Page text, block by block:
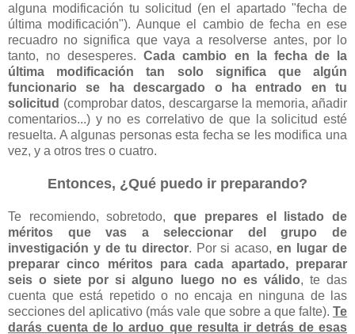
alguna modificación tu solicitud (en el apartado "fecha de
última modificación"). Aunque el cambio de fecha en ese
recuadro no significa que vaya a resolverse antes, por lo
tanto, no desesperes.Cada cambio en la fecha de la
última modificación tan solo significa que algún
funcionario se ha descargado o ha entrado en tu
solicitud (comprobar datos, descargarse la memoria, añadir
comentarios...) y no es correlativo de que la solicitud esté
resuelta. A algunas personas esta fecha se les modifica una
vez, y a otros tres o cuatro.
Entonces, ¿Qué puedo ir preparando?
Te recomiendo, sobretodo,que prepares el listado de
méritos que vas a seleccionar del grupo de
investigación y de tu director. Por si acaso,en lugar de
preparar cinco méritos para cada apartado, preparar
seis o siete por si alguno luego no es válido, te das
cuenta que está repetido o no encaja en ninguna de las
secciones del aplicativo (más vale que sobre a que falte). Te
darás cuenta de lo arduo que resulta ir detrás de esas